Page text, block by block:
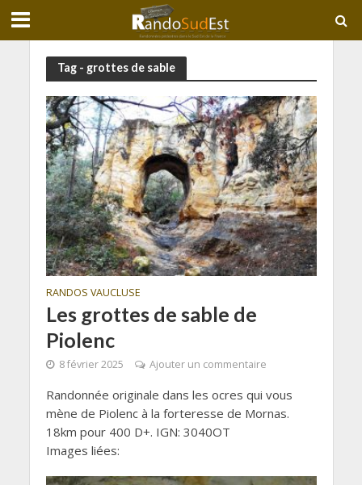
Tag - grottes de sable
RANDOS VAUCLUSE
Les grottes de sable de
Piolenc
8 février 2025 Ajouter un commentaire
Randonnée originale dans les ocres qui vous
mène de Piolenc à la forteresse de Mornas.
18km pour 400 D+. IGN: 3040OT
Images liées: